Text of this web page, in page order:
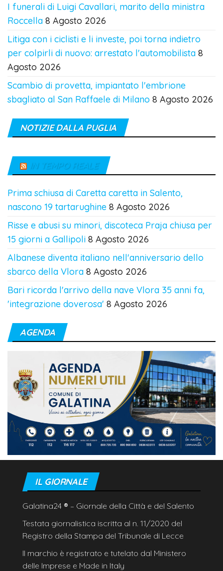
I funerali di Luigi Cavallari, marito della ministra
Roccella 8 Agosto 2026
Litiga con i ciclisti e li investe, poi torna indietro
per colpirli di nuovo: arrestato l'automobilista 8
Agosto 2026
Scambio di provetta, impiantato l'embrione
sbagliato al San Raffaele di Milano 8 Agosto 2026
NOTIZIE DALLA PUGLIA
IN TEMPO REALE
Prima schiusa di Caretta caretta in Salento,
nascono 19 tartarughine 8 Agosto 2026
Risse e abusi su minori, discoteca Praja chiusa per
15 giorni a Gallipoli 8 Agosto 2026
Albanese diventa italiano nell'anniversario dello
sbarco della Vlora 8 Agosto 2026
Bari ricorda l'arrivo della nave Vlora 35 anni fa,
'integrazione doverosa' 8 Agosto 2026
AGENDA
IL GIORNALE
Galatina24 ® – Giornale della Città e del Salento
Testata giornalistica iscritta al n. 11/2020 del
Registro della Stampa del Tribunale di Lecce
Il marchio è registrato e tutelato dal Ministero
delle Imprese e Made in Italy